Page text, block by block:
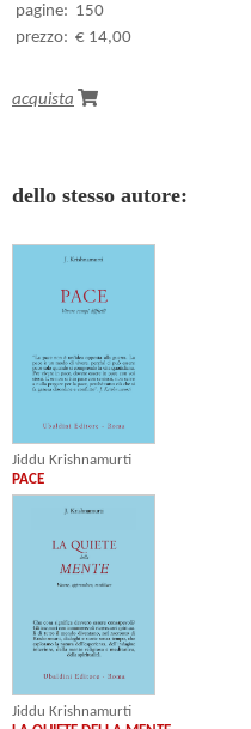
pagine: 150
prezzo: € 14,00
acquista
dello stesso autore:
Jiddu Krishnamurti
PACE
Jiddu Krishnamurti